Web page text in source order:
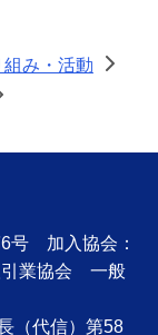
組み・活動
>
>
号 加入協会：
引業協会 一般
（代信）第58